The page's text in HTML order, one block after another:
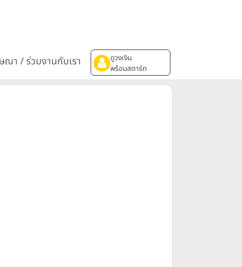
ณา / ร่วมงานกับเรา
ดูวงเงิน
พร้อมสตาร์ท